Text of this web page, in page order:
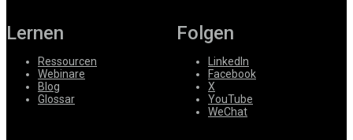
Lernen
Ressourcen
Webinare
Blog
Glossar
Folgen
LinkedIn
Facebook
X
YouTube
WeChat